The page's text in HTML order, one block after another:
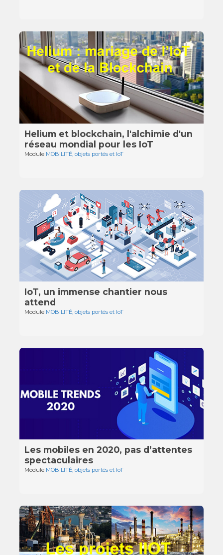
Helium et blockchain, l'alchimie d'un
réseau mondial pour les IoT
Module MOBILITÉ, objets portés et IoT
IoT, un immense chantier nous
attend
Module MOBILITÉ, objets portés et IoT
Les mobiles en 2020, pas d’attentes
spectaculaires
Module MOBILITÉ, objets portés et IoT